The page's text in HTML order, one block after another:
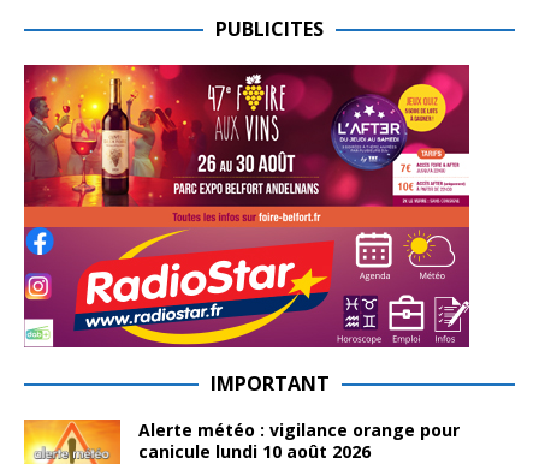
PUBLICITES
IMPORTANT
Alerte météo : vigilance orange pour
canicule lundi 10 août 2026